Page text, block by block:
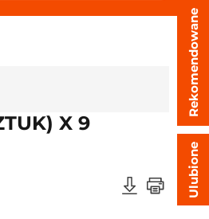
X 9
Rekomendowane
Ulubione